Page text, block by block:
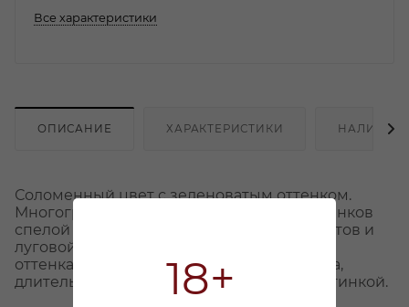
18+
Все характеристики
ОПИСАНИЕ ХАРАКТЕРИСТИКИ НАЛИЧИЕ
Соломенный цвет с зеленоватым оттенком.
Многогранный аромат, сотканный из оттенков
спелой груши, апельсиновой цедры, цукатов и
луговой травы. Глубокий, сложный вкус с
оттенками желтого яблока, манго, ананаса,
длительным послевкусием с легкой сластинкой.